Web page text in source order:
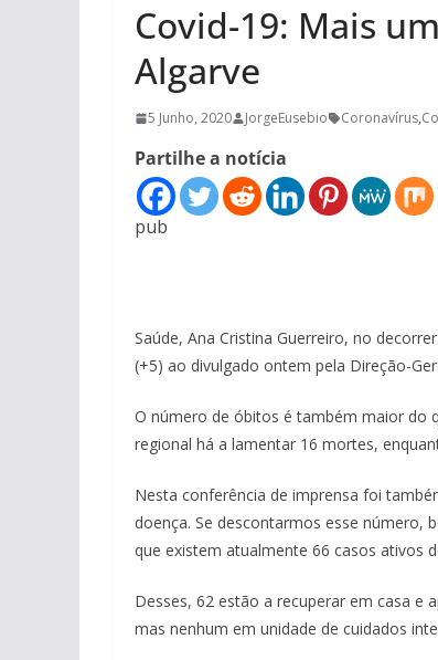
Covid-19: Mais
Algarve
5 Junho, 2020 JorgeEusebio Coronavírus,
Partilhe a notícia
pub
Saúde, Ana Cristina Guerreiro, no
(+5) ao divulgado ontem pela Direção-
O número de óbitos é também maior do
regional há a lamentar 16 mortes,
Nesta conferência de imprensa foi
doença. Se descontarmos esse
que existem atualmente 66 casos ativos
Desses, 62 estão a recuperar em casa e
mas nenhum em unidade de cuidados